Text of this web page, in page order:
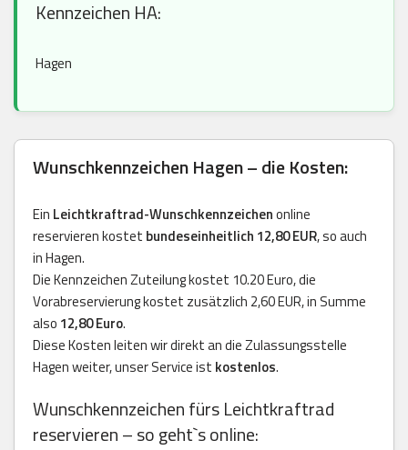
Kennzeichen HA:
Hagen
Wunschkennzeichen Hagen – die Kosten:
Ein Leichtkraftrad-Wunschkennzeichenonline
reservieren kostet bundeseinheitlich 12,80 EUR, so auch
in Hagen.
Die Kennzeichen Zuteilung kostet 10.20 Euro, die
Vorabreservierung kostet zusätzlich 2,60 EUR, in Summe
also 12,80 Euro.
Diese Kosten leiten wir direkt an die Zulassungsstelle
Hagen weiter, unser Service ist kostenlos.
Wunschkennzeichen fürs Leichtkraftrad
reservieren – so geht`s online: